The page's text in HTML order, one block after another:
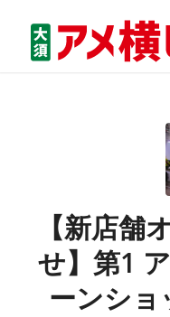
【新店舗
せ】第1
ーンシ